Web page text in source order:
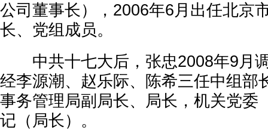
公司董事长），2006年6月出任北京
长、党组成员。
中共十七大后，张忠2008年9月
经李源潮、赵乐际、陈希三任中组部
事务管理局副局长、局长，机关党委
记（局长）。